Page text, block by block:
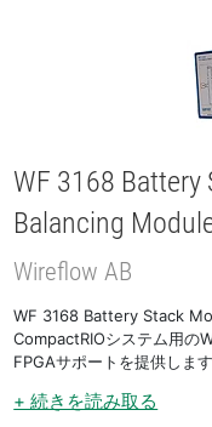
WF 3168 Battery
Balancing
Wireflow AB
WF 3168 Battery Stack
CompactRIOシステム用の
FPGAサポートを提供します
+ 続きを読み取る